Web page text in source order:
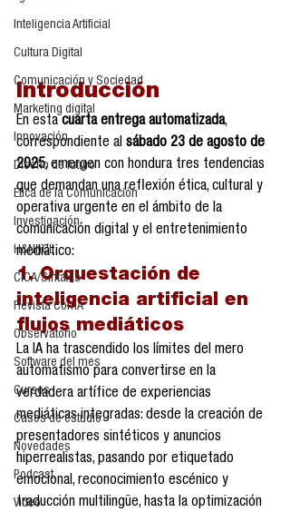
Inteligencia Artificial
Cultura Digital
Comunicación y Sociedad
Marketing digital
Innovación
Diseño de futuro
Ética de la Comunicación
Investigación
H&NhCL
CICA/Sintaxis
Revista ComA
Observatorio
Software del mes
Cursos
Casos de estudio
Novedades
Podcast
Video
Introducción
En esta cuarta entrega automatizada,
correspondiente al sábado 23 de agosto de
2025, emergen con hondura tres tendencias
que demandan una reflexión ética, cultural y
operativa urgente en el ámbito de la
comunicación digital y el entretenimiento
mediático:
1. Orquestación de
inteligencia artificial en
flujos mediáticos
La IA ha trascendido los límites del mero
automatismo para convertirse en la
verdadera artífice de experiencias
mediáticas integradas: desde la creación de
presentadores sintéticos y anuncios
hiperrealistas, pasando por etiquetado
emocional, reconocimiento escénico y
traducción multilingüe, hasta la optimización